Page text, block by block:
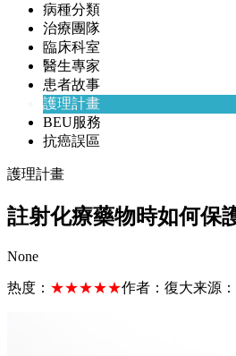
病種分類
治療團隊
臨床科室
醫生專家
患者故事
護理計畫
BEU服務
抗癌誤區
護理計畫
註射化療藥物時如何保
None
热度： ★★★★★作者： 復大来源：